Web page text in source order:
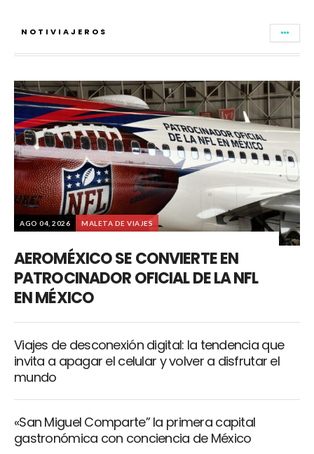
NOTIVIAJEROS
AGO 04, 2026 MALETA DE VIAJES
AEROMÉXICO SE CONVIERTE EN
PATROCINADOR OFICIAL DE LA NFL
EN MÉXICO
Viajes de desconexión digital: la tendencia que
invita a apagar el celular y volver a disfrutar el
mundo
«San Miguel Comparte” la primera capital
gastronómica con conciencia de México